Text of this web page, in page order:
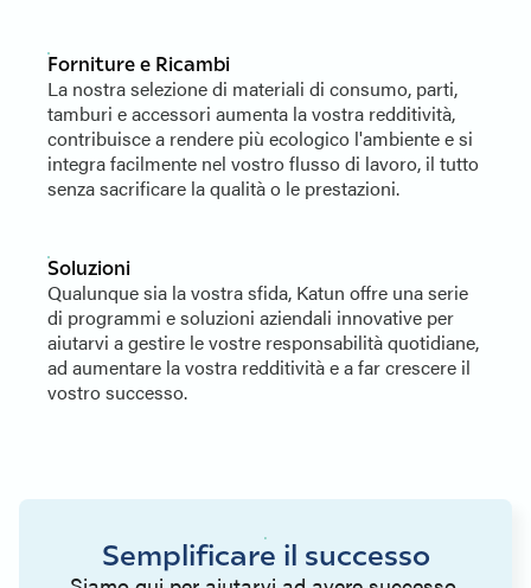
Forniture e Ricambi
La nostra selezione di materiali di consumo, parti,
tamburi e accessori aumenta la vostra redditività,
contribuisce a rendere più ecologico l'ambiente e si
integra facilmente nel vostro flusso di lavoro, il tutto
senza sacrificare la qualità o le prestazioni.
Soluzioni
Qualunque sia la vostra sfida, Katun offre una serie
di programmi e soluzioni aziendali innovative per
aiutarvi a gestire le vostre responsabilità quotidiane,
ad aumentare la vostra redditività e a far crescere il
vostro successo.
Semplificare il successo